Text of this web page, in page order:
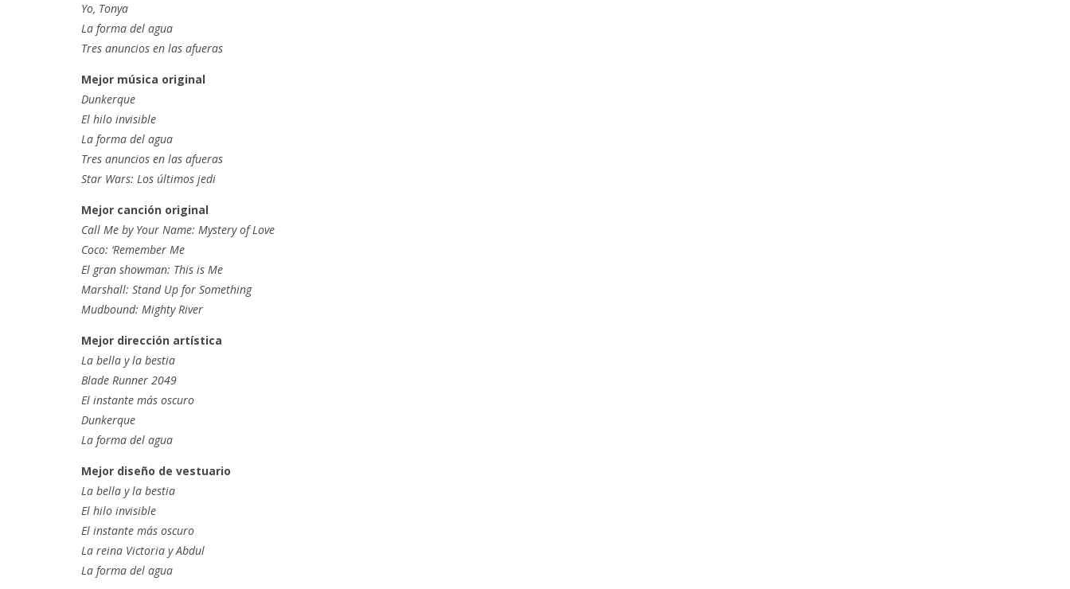
Yo, Tonya
La forma del agua
Tres anuncios en las afueras
Mejor música original
Dunkerque
El hilo invisible
La forma del agua
Tres anuncios en las afueras
Star Wars: Los últimos jedi
Mejor canción original
Call Me by Your Name: Mystery of Love
Coco: ‘Remember Me
El gran showman: This is Me
Marshall: Stand Up for Something
Mudbound: Mighty River
Mejor dirección artística
La bella y la bestia
Blade Runner 2049
El instante más oscuro
Dunkerque
La forma del agua
Mejor diseño de vestuario
La bella y la bestia
El hilo invisible
El instante más oscuro
La reina Victoria y Abdul
La forma del agua